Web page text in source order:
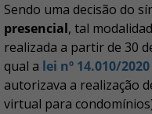
Sendo uma decisão do
presencial, tal
realizada a partir de 30
qual a lei nº 14.010/2020
autorizava a realização
virtual para